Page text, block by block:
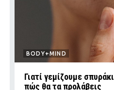
BODY+MIND
Γιατί γεμίζουμε
πώς θα τα προλάβεις